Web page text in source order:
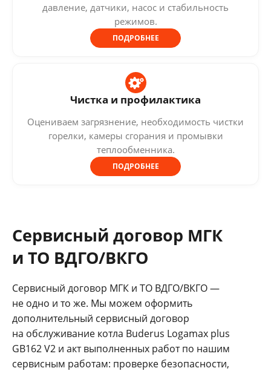
давление, датчики, насос и стабильность
режимов.
ПОДРОБНЕЕ
Чистка и профилактика
Оцениваем загрязнение, необходимость чистки
горелки, камеры сгорания и промывки
теплообменника.
ПОДРОБНЕЕ
Сервисный договор МГК
и ТО ВДГО/ВКГО
Сервисный договор МГК и ТО ВДГО/ВКГО —
не одно и то же. Мы можем оформить
дополнительный сервисный договор
на обслуживание котла Buderus Logamax plus
GB162 V2 и акт выполненных работ по нашим
сервисным работам: проверке безопасности,